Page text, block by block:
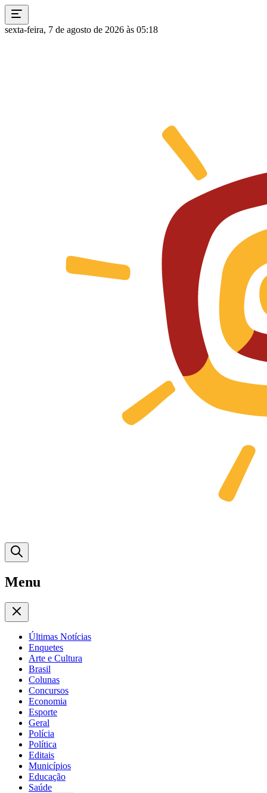
sexta-feira, 7 de agosto de 2026 às 05:18
Menu
Últimas Notícias
Enquetes
Arte e Cultura
Brasil
Colunas
Concursos
Economia
Esporte
Geral
Polícia
Política
Editais
Municípios
Educação
Saúde